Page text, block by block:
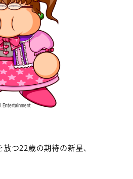
つ22歳の期待の新星、